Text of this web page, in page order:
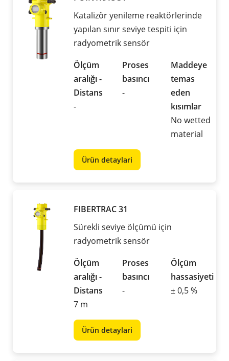
Katalizör yenileme reaktörlerinde
yapılan sınır seviye tespiti için
radyometrik sensör
Ölçüm
aralığı -
Distans
-
Proses
basıncı
-
Maddeye
temas
eden
kısımlar
No wetted
material
Ürün detaylari
FIBERTRAC 31
Sürekli seviye ölçümü için
radyometrik sensör
Ölçüm
aralığı -
Distans
7 m
Proses
basıncı
-
Ölçüm
hassasiyeti
± 0,5 %
Ürün detaylari